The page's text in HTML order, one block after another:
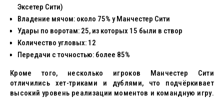
Эксетер Сити)
Владение мячом: около 75% у Манчестер Сити
Удары по воротам: 25, из которых 15 были в створ
Количество угловых: 12
Передачи с точностью: более 85%
Кроме того, несколько игроков Манчестер Сити
отличились хет-триками и дублями, что подчёркивает
высокий уровень реализации моментов и командную игру.